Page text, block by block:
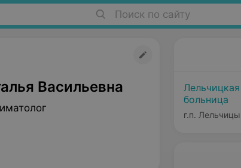
Поиск по сайту
Васильевна
больница
г.п.